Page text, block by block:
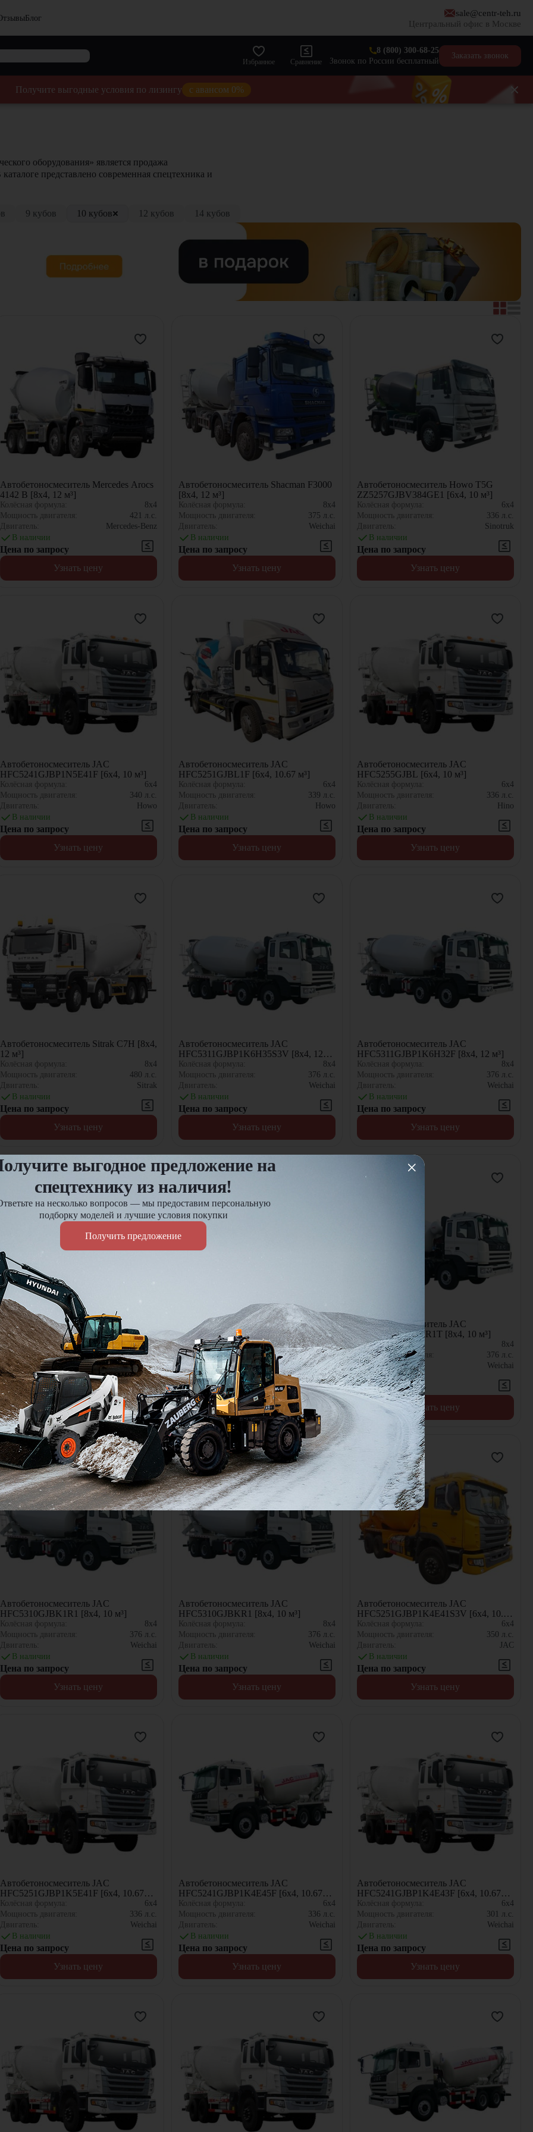
Блог
sale@centr-teh.ru
Центральный офис в Москве
Избранное Сравнение
8 (800) 300-68-25
Звонок по России бесплатный
Заказать звонок
Получите выгодные условия по лизингу с авансом 0%
оборудования» является продажа
представлено современная спецтехника и
9 кубов 10 кубов 12 кубов 14 кубов
Автобетоносмеситель Mercedes Arocs
4142 B [8x4, 12 м³]
Колёсная формула:
8x4
Мощность двигателя:
421 л.с.
Двигатель:
Mercedes-Benz
В наличии
Цена по запросу
Узнать цену
Автобетоносмеситель Shacman F3000
[8x4, 12 м³]
Колёсная формула:
8x4
Мощность двигателя:
375 л.с.
Двигатель:
Weichai
В наличии
Цена по запросу
Узнать цену
Автобетоносмеситель Howo T5G
ZZ5257GJBV384GE1 [6x4, 10 м³]
Колёсная формула:
6x4
Мощность двигателя:
336 л.с.
Двигатель:
Sinotruk
В наличии
Цена по запросу
Узнать цену
Автобетоносмеситель JAC
HFC5241GJBP1N5E41F [6x4, 10 м³]
Колёсная формула:
6x4
Мощность двигателя:
340 л.с.
Двигатель:
Howo
В наличии
Цена по запросу
Узнать цену
Автобетоносмеситель JAC
HFC5251GJBL1F [6x4, 10.67 м³]
Колёсная формула:
6x4
Мощность двигателя:
339 л.с.
Двигатель:
Howo
В наличии
Цена по запросу
Узнать цену
Автобетоносмеситель JAC
HFC5255GJBL [6x4, 10 м³]
Колёсная формула:
6x4
Мощность двигателя:
336 л.с.
Двигатель:
Hino
В наличии
Цена по запросу
Узнать цену
Автобетоносмеситель Sitrak C7H [8x4,
12 м³]
Колёсная формула:
8x4
Мощность двигателя:
480 л.с.
Двигатель:
Sitrak
В наличии
Цена по запросу
Узнать цену
Автобетоносмеситель JAC
HFC5311GJBP1K6H35S3V [8x4, 12
м³]
Колёсная формула:
8x4
Мощность двигателя:
376 л.с.
Двигатель:
Weichai
В наличии
Цена по запросу
Узнать цену
Автобетоносмеситель JAC
HFC5311GJBP1K6H32F [8x4, 12 м³]
Колёсная формула:
8x4
Мощность двигателя:
376 л.с.
Двигатель:
Weichai
В наличии
Цена по запросу
Узнать цену
Автобетоносмеситель JAC
HFC5310GJBLKR1K3 [8x4, 10 м³]
Колёсная формула:
8x4
Мощность двигателя:
376л.с.
Двигатель:
Weichai
В наличии
Цена по запросу
Узнать цену
Автобетоносмеситель JAC
HFC5311GJBKR1K3 [8x4, 10 м³]
Колёсная формула:
8x4
Мощность двигателя:
290л.с.
Двигатель:
Weichai
В наличии
Цена по запросу
Узнать цену
Автобетоносмеситель JAC
HFC5310GJBLKR1T [8x4, 10 м³]
Колёсная формула:
8x4
Мощность двигателя:
376 л.с.
Двигатель:
Weichai
В наличии
Цена по запросу
Узнать цену
Автобетоносмеситель JAC
HFC5310GJBK1R1 [8x4, 10 м³]
Колёсная формула:
8x4
Мощность двигателя:
376 л.с.
Двигатель:
Weichai
В наличии
Цена по запросу
Узнать цену
Автобетоносмеситель JAC
HFC5310GJBKR1 [8x4, 10 м³]
Колёсная формула:
8x4
Мощность двигателя:
376 л.с.
Двигатель:
Weichai
В наличии
Цена по запросу
Узнать цену
Автобетоносмеситель JAC
HFC5251GJBP1K4E41S3V [6x4, 10.67
м³]
Колёсная формула:
6x4
Мощность двигателя:
350 л.с.
Двигатель:
JAC
В наличии
Цена по запросу
Узнать цену
Автобетоносмеситель JAC
HFC5251GJBP1K5E41F [6x4, 10.67
м³]
Колёсная формула:
6x4
Мощность двигателя:
336 л.с.
Двигатель:
Weichai
В наличии
Цена по запросу
Узнать цену
Автобетоносмеситель JAC
HFC5241GJBP1K4E45F [6x4, 10.67
м³]
Колёсная формула:
6x4
Мощность двигателя:
336 л.с.
Двигатель:
Weichai
В наличии
Цена по запросу
Узнать цену
Автобетоносмеситель JAC
HFC5241GJBP1K4E43F [6x4, 10.67
м³]
Колёсная формула:
6x4
Мощность двигателя:
301
л.с.
Двигатель:
Weichai
В наличии
Цена по запросу
Узнать цену
выгодное предложение на
спецтехнику из наличия!
на несколько вопросов — мы предоставим персональную
подборку моделей и лучшие условия покупки
Получить предложение